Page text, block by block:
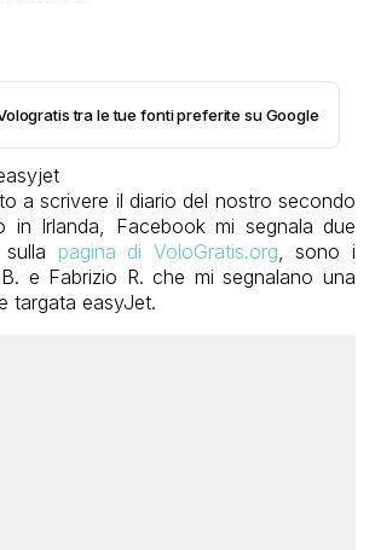
tra le tue fonti preferite su Google
a scrivere il diario del nostro secondo
in Irlanda, Facebook mi segnala due
pagina di VoloGratis.org , sono i
e Fabrizio R. che mi segnalano una
targata easyJet.